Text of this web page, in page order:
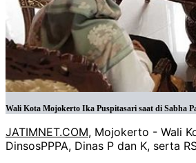
Wali Kota Mojokerto Ika Puspitasari saat di Sabha
JATIMNET.COM, Mojokerto - Wali
DinsosPPPA, Dinas P dan K, serta